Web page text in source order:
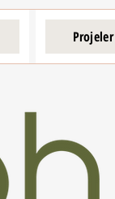
Projeler